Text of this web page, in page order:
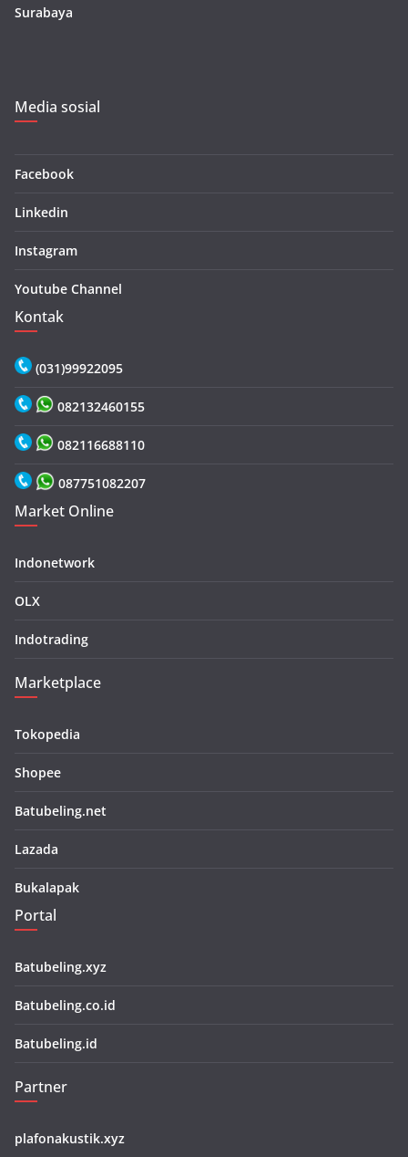
Surabaya
Media sosial
Facebook
Linkedin
Instagram
Youtube Channel
Kontak
(031)99922095
082132460155
082116688110
087751082207
Market Online
Indonetwork
OLX
Indotrading
Marketplace
Tokopedia
Shopee
Batubeling.net
Lazada
Bukalapak
Portal
Batubeling.xyz
Batubeling.co.id
Batubeling.id
Partner
plafonakustik.xyz